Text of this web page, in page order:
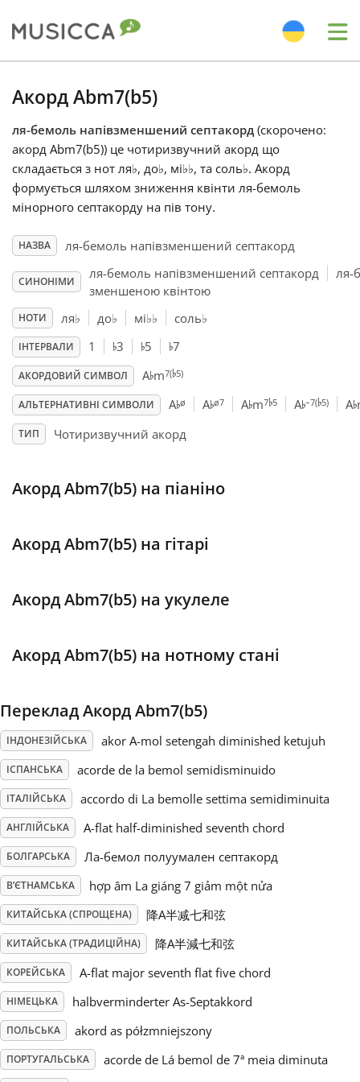
Български
Dansk
English
Español
Français
한국어
हिन्दी
Italiano
日本語
Polski
Русский
Svenska
Tiếng Việt
Türkçe
简体中文
繁體中文
Акорд Abm7(b5)
ля-бемоль напівзменшений септакорд (скорочено:
акорд Abm7(b5)) це чотиризвучний акорд що
складається з нот ля♭, до♭, мі♭♭, та соль♭. Акорд
формується шляхом зниження квінти ля-бемоль
мінорного септакорду на пів тону.
НАЗВА ля-бемоль напівзменшений септакорд
СИНОНІМИ
ля-бемоль напівзменшений септакорд
ля-
зменшеною квінтою
НОТИ ля♭ до♭ мі♭♭ соль♭
ІНТЕРВАЛИ 1 ♭3 ♭5 ♭7
АКОРДОВИЙ СИМВОЛ A♭m7(♭5)
АЛЬТЕРНАТИВНІ СИМВОЛИ A♭ø A♭ø7 A♭m7♭5 A♭–7(♭5) A♭
ТИП Чотиризвучний акорд
Акорд Abm7(b5) на піаніно
Акорд Abm7(b5) на гітарі
Акорд Abm7(b5) на укулеле
Акорд Abm7(b5) на нотному стані
Переклад Акорд Abm7(b5)
ІНДОНЕЗІЙСЬКА akor A-mol setengah diminished ketujuh
ІСПАНСЬКА acorde de la bemol semidisminuido
ІТАЛІЙСЬКА accordo di La bemolle settima semidiminuita
АНГЛІЙСЬКА A-flat half-diminished seventh chord
БОЛГАРСЬКА Ла-бемол полуумален септакорд
В’ЄТНАМСЬКА hợp âm La giáng 7 giảm một nửa
КИТАЙСЬКА (СПРОЩЕНА) 降A半减七和弦
КИТАЙСЬКА (ТРАДИЦІЙНА) 降A半減七和弦
КОРЕЙСЬКА A-flat major seventh flat five chord
НІМЕЦЬКА halbverminderter As-Septakkord
ПОЛЬСЬКА akord as półzmniejszony
ПОРТУГАЛЬСЬКА acorde de Lá bemol de 7ª meia diminuta